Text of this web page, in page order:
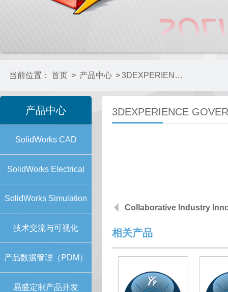
当前位置： 首页 > 产品中心 > 3DEXPERIENCE GOVERNANCE
产品中心
SolidWorks CAD
SolidWorks Electrical
SolidWorks Simulation
技术交流与可视化
产品数据管理（PDM）
易盛定制产品开发
3DEXPERIENCE
Collaborative Industry
相关产品